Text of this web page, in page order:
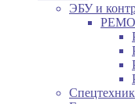
ЭБУ и